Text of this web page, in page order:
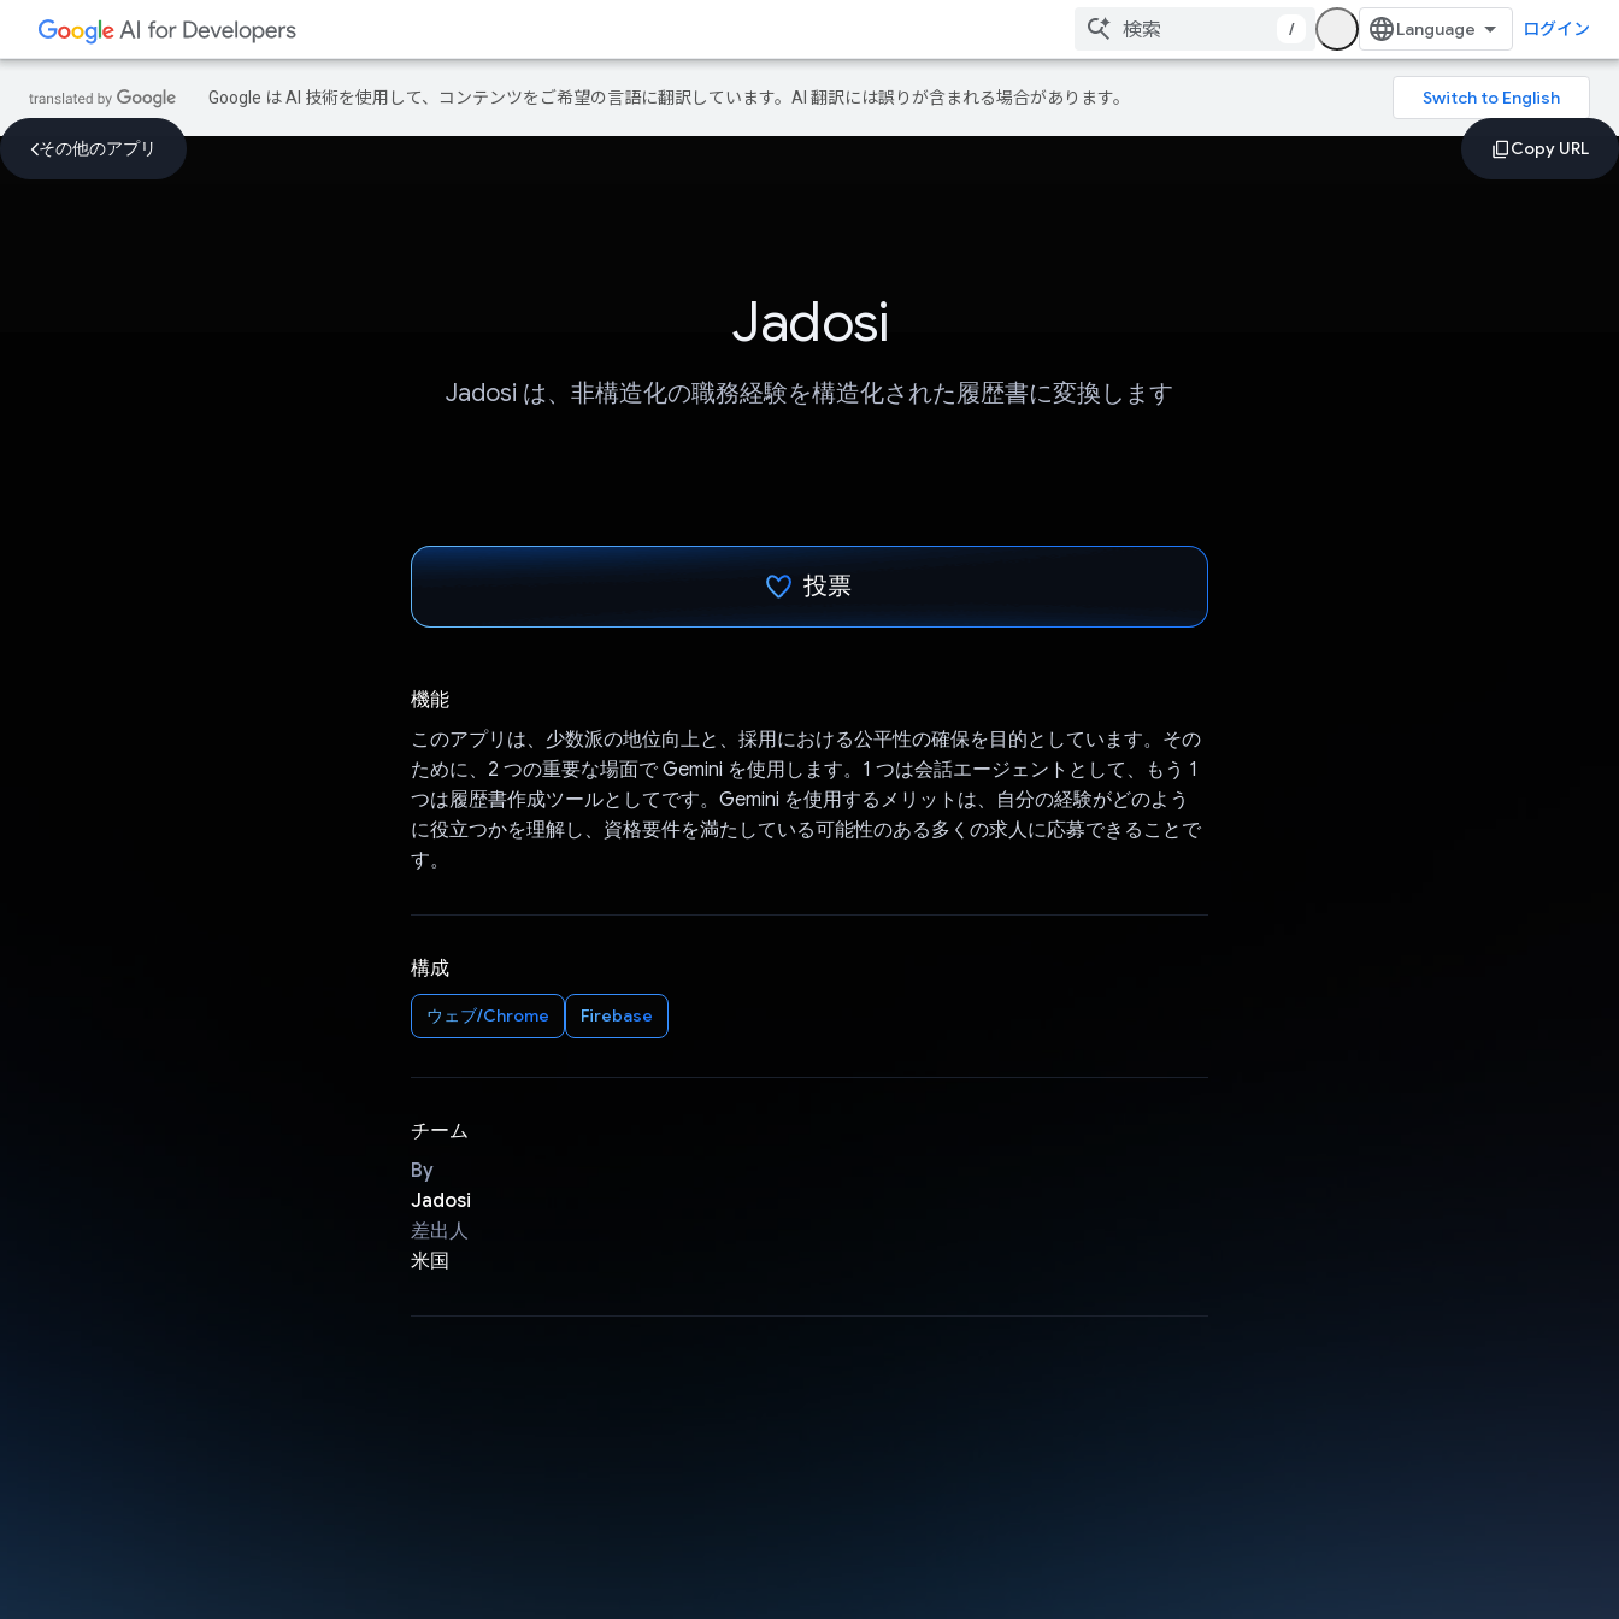
/ ログイン
Google は AI 技術を使用して、コンテンツをご希望の言語に翻訳しています。AI 翻訳には誤りが含まれる場合があります。
その他のアプリ
Jadosi
Jadosi は、非構造化の職務経験を構造化された履歴書に変換します
投票
機能
このアプリは、少数派の地位向上と、採用における公平性の確保を目的としています。その
ために、2 つの重要な場面で Gemini を使用します。1 つは会話エージェントとして、もう 1
つは履歴書作成ツールとしてです。Gemini を使用するメリットは、自分の経験がどのよう
に役立つかを理解し、資格要件を満たしている可能性のある多くの求人に応募できることで
す。
構成
ウェブ/Chrome Firebase
チーム
By
Jadosi
差出人
米国